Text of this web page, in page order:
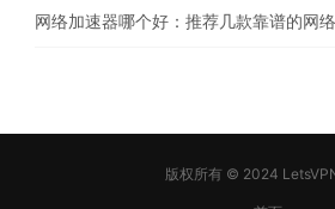
网络加速器哪个好：推荐几款靠谱的网
版权所有 © 2024